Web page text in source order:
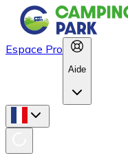
Espace Pro
Aide